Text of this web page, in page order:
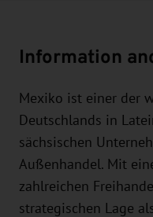
Information
Mexiko ist einer der
Deutschlands in
sächsischen
Außenhandel. Mit
zahlreichen
strategischen Lage